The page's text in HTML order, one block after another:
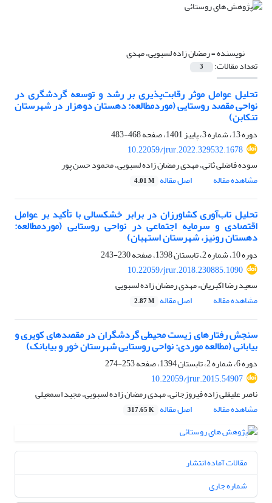
نویسنده =رمضان زاده لسبویی، مهدی
تعداد مقالات: 3
تحلیل عوامل موثر رقابت‌پذیری بر رشد و توسعه گردشگری در
نواحی مقصد روستایی (موردمطالعه: دهستان دوهزار در شهرستان
تنکابن)
دوره 13، شماره 3، پاییز 1401، صفحه
468-483
10.22059/jrur.2022.329532.1678
سوده فاضلی ثانی، مهدی رمضان زاده لسبویی، محمود حسن پور
مشاهده مقاله
اصل مقاله 4.01 M
تحلیل تاب‌آوری کشاورزان در برابر خشکسالی با تأکید بر عوامل
اقتصادی و سرمایه اجتماعی در نواحی روستایی (موردمطالعه:
دهستان رونیز، شهرستان استهبان)
دوره 10، شماره 2، تابستان 1398، صفحه
230-243
10.22059/jrur.2018.230885.1090
سعید رضا اکبریان، مهدی رمضان زاده لسبویی
مشاهده مقاله
اصل مقاله 2.87 M
سنجش رفتارهای زیست محیطی گردشگران در مقصدهای کویری و
بیابانی (مطالعه موردی: نواحی روستایی شهرستان خور و بیابانک)
دوره 6، شماره 2، تابستان 1394، صفحه
253-274
10.22059/jrur.2015.54907
ناصر علیقلی زاده فیروزجانی، مهدی رمضان زاده لسبویی، مجید اسمعیلی
مشاهده مقاله
اصل مقاله 317.65 K
مقالات آماده انتشار
شماره جاری